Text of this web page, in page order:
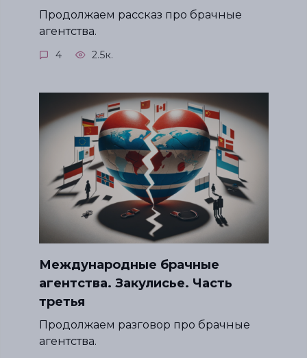
Продолжаем рассказ про брачные
агентства.
4 2.5к.
Международные брачные
агентства. Закулисье. Часть
третья
Продолжаем разговор про брачные
агентства.